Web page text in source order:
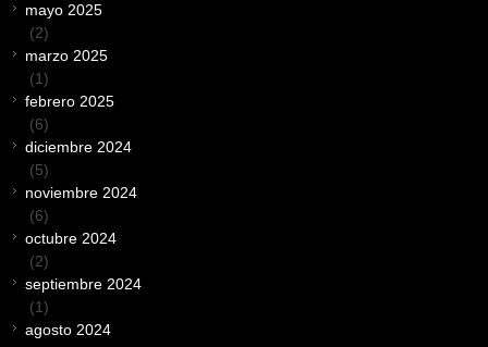
mayo 2025
(2)
marzo 2025
(1)
febrero 2025
(6)
diciembre 2024
(5)
noviembre 2024
(6)
octubre 2024
(2)
septiembre 2024
(1)
agosto 2024